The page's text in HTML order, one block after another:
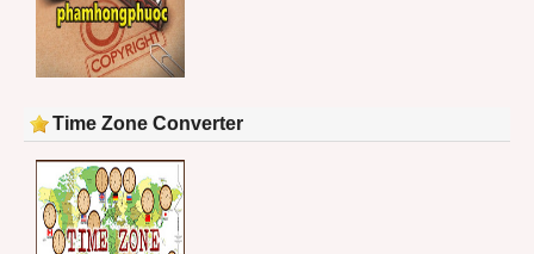
Time Zone Converter